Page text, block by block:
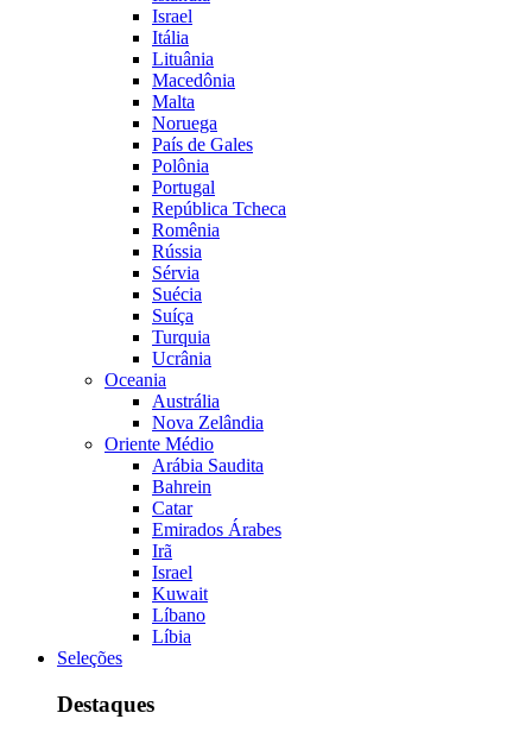
Israel
Itália
Lituânia
Macedônia
Malta
Noruega
País de Gales
Polônia
Portugal
República Tcheca
Romênia
Rússia
Sérvia
Suécia
Suíça
Turquia
Ucrânia
Oceania
Austrália
Nova Zelândia
Oriente Médio
Arábia Saudita
Bahrein
Catar
Emirados Árabes
Irã
Israel
Kuwait
Líbano
Líbia
Seleções
Destaques